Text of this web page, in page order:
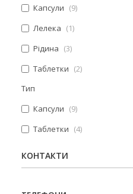
Капсули
9
Лелека
1
Рідина
3
Таблетки
2
Тип
Капсули
9
Таблетки
4
КОНТАКТИ